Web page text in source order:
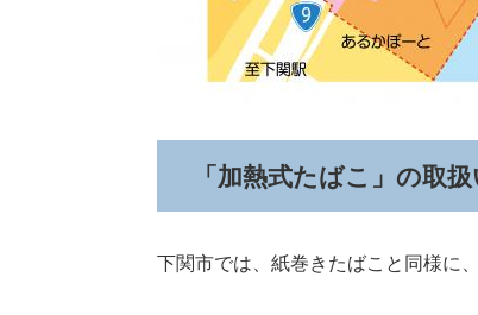
「加熱式たばこ」の取
下関市では、紙巻きたばこと同様に